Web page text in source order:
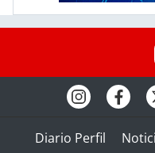
Diario Perfil